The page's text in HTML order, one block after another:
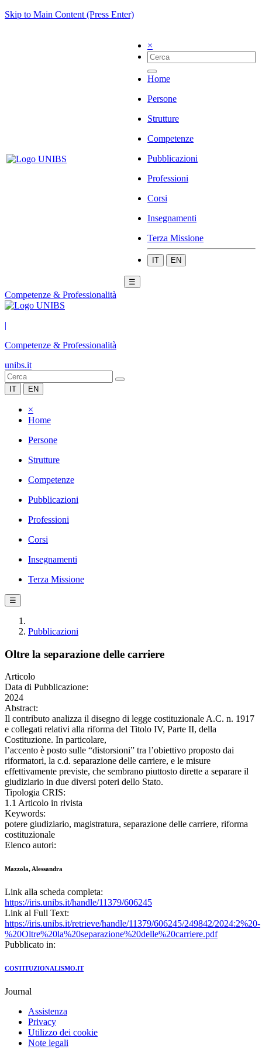
Skip to Main Content (Press Enter)
×
Home
Persone
Strutture
Competenze
Pubblicazioni
Professioni
Corsi
Insegnamenti
Terza Missione
IT EN
☰
Competenze & Professionalità
|
Competenze & Professionalità
unibs.it
IT EN
×
Home
Persone
Strutture
Competenze
Pubblicazioni
Professioni
Corsi
Insegnamenti
Terza Missione
☰
Pubblicazioni
Oltre la separazione delle carriere
Articolo
Data di Pubblicazione:
2024
Abstract:
Il contributo analizza il disegno di legge costituzionale A.C. n. 1917
e collegati relativi alla riforma del Titolo IV, Parte II, della
Costituzione. In particolare,
l’accento è posto sulle “distorsioni” tra l’obiettivo proposto dai
riformatori, la c.d. separazione delle carriere, e le misure
effettivamente previste, che sembrano piuttosto dirette a separare il
giudiziario in due diversi poteri dello Stato.
Tipologia CRIS:
1.1 Articolo in rivista
Keywords:
potere giudiziario, magistratura, separazione delle carriere, riforma
costituzionale
Elenco autori:
Mazzola, Alessandra
Link alla scheda completa:
https://iris.unibs.it/handle/11379/606245
Link al Full Text:
https://iris.unibs.it/retrieve/handle/11379/606245/249842/2024:2%20-
%20Oltre%20la%20separazione%20delle%20carriere.pdf
Pubblicato in:
COSTITUZIONALISMO.IT
Journal
Assistenza
Privacy
Utilizzo dei cookie
Note legali